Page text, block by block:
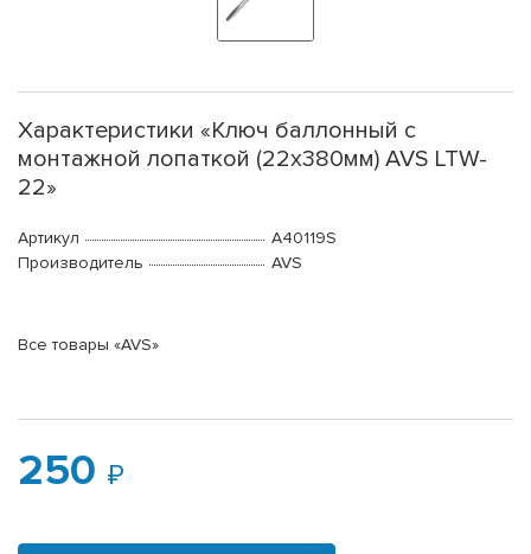
Характеристики «Ключ баллонный с
монтажной лопаткой (22x380мм) AVS LTW-
22»
Артикул
A40119S
Производитель
AVS
Все товары «AVS»
250